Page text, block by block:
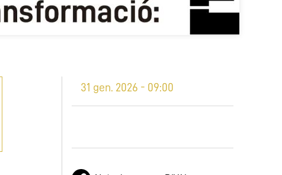
31 gen. 2026 - 09:00